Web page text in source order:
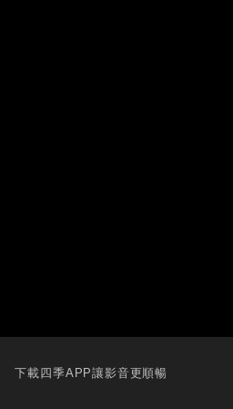
下載四季APP讓影音更順暢